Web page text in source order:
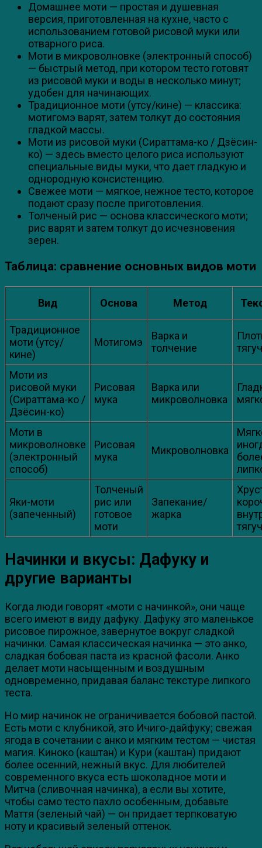
Домашнее моти — простая и душевная
версия, приготовленная на кухне, часто с
использованием готовой рисовой муки или
отварного риса.
Моти в микроволновке (электронный способ)
— быстрый метод, при котором тесто готовят
из рисовой муки и воды в несколько минут;
удобен для начинающих.
Традиционное моти (утсу/кине) — классика:
мотигомэ варят, затем толкут до состояния
гладкой массы.
Моти из рисовой муки (Сираттама-ко / Дзёсин-
ко) — здесь вместо целого риса используют
специальные виды муки, что дает гладкую и
однородную консистенцию.
Свежее моти — мягкое, нежное тесто, которое
подают сразу после приготовления.
Толченый рис — основа классического моти;
рис варят и затем толкут до исчезновения
зерен.
Таблица: сравнение основных видов моти
Вид Основа Метод
Традиционное
моти (утсу/
кине)
Мотигомэ
Варка и
толчение
Моти из
рисовой муки
(Сираттама-ко /
Дзёсин-ко)
Рисовая
мука
Варка или
микроволновка
Моти в
микроволновке
(электронный
способ)
Рисовая
мука
Микроволновка
Яки-моти
(запеченный)
Толченый
рис или
готовое
моти
Запекание/
жарка
Начинки и вкусы: Дафуку и
другие варианты
Когда люди говорят «моти с начинкой», они чаще
всего имеют в виду дафуку. Дафуку это маленькое
рисовое пирожное, завернутое вокруг сладкой
начинки. Самая классическая начинка — это анко,
сладкая бобовая паста из красной фасоли. Анко
делает моти насыщенным и воздушным
одновременно, придавая баланс текстуре липкого
теста.
Но мир начинок не ограничивается бобовой пастой.
Есть моти с клубникой, это Ичиго-дайфуку; свежая
ягода в сочетании с анко и мягким тестом — чистая
магия. Киноко (каштан) и Кури (каштан) придают
более осенний, нежный вкус. Для любителей
современного вкуса есть шоколадное моти и
Митча (сливочная начинка), а если вы хотите,
чтобы само тесто пахло особенным, добавьте
Маття (зеленый чай) — он придает терпковатую
ноту и красивый зеленый оттенок.